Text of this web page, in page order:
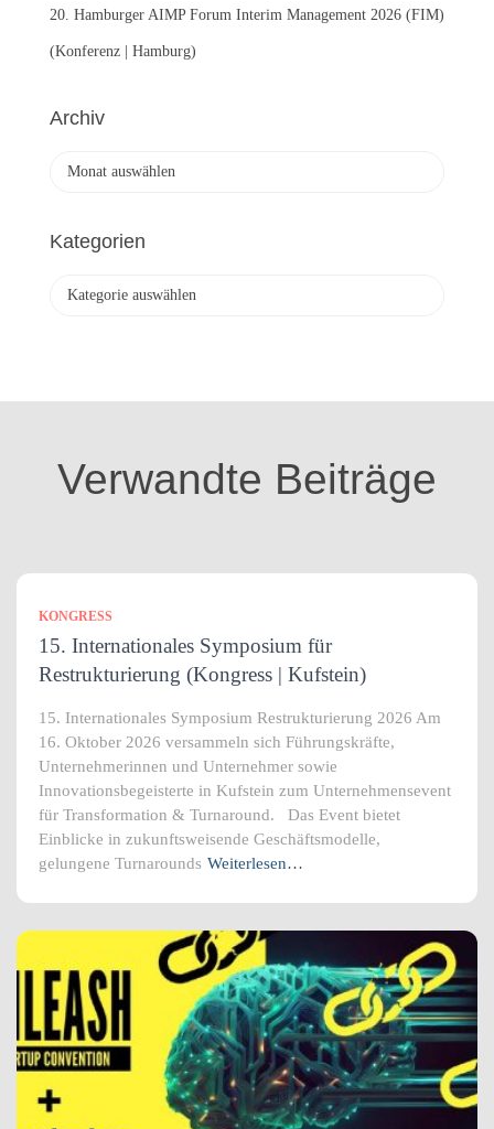
20. Hamburger AIMP Forum Interim Management 2026 (FIM)
(Konferenz | Hamburg)
Archiv
h
Kategorien
o
Verwandte Beiträge
KONGRESS
15. Internationales Symposium für
Restrukturierung (Kongress | Kufstein)
15. Internationales Symposium Restrukturierung 2026 Am
16. Oktober 2026 versammeln sich Führungskräfte,
Unternehmerinnen und Unternehmer sowie
Innovationsbegeisterte in Kufstein zum Unternehmensevent
für Transformation & Turnaround. Das Event bietet
Einblicke in zukunftsweisende Geschäftsmodelle,
gelungene Turnarounds Weiterlesen…